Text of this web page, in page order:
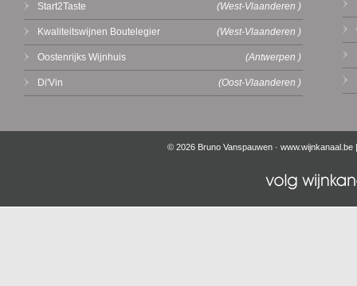
Start2Taste (West-Vlaanderen )
Kwaliteitswijnen Boutelegier (West-Vlaanderen )
Oostenrijks Wijnhuis (Antwerpen )
Di'Vin (Oost-Vlaanderen )
© 2026 Bruno Vanspauwen · www.wijnkanaal.be